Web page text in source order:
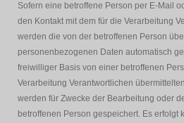
Sofern eine betroffene Person per E-Mail
den Kontakt mit dem für die Verarbeitung
werden die von der betroffenen Person
personenbezogenen Daten automatisch
freiwilliger Basis von einer betroffenen
Verarbeitung Verantwortlichen
werden für Zwecke der Bearbeitung oder
betroffenen Person gespeichert. Es erfolgt